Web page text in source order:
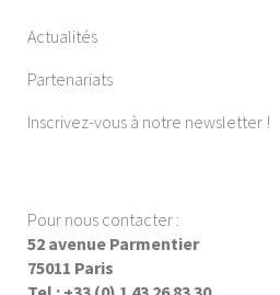
Actualités
Partenariats
Inscrivez-vous à notre newsletter !
Pour nous contacter :
52 avenue Parmentier
75011 Paris